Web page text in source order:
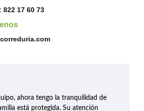
822 17 60 73
ahora tengo la tranquilidad de
está protegida. Su atención